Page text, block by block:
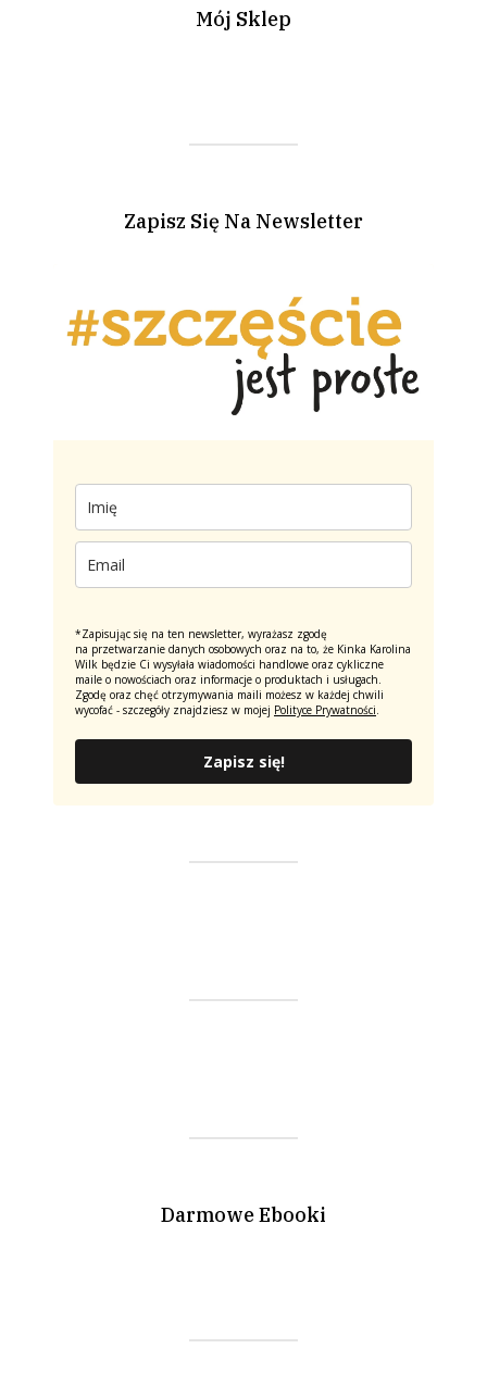
Mój Sklep
Zapisz Się Na Newsletter
*Zapisując się na ten newsletter, wyrażasz zgodę
na przetwarzanie danych osobowych oraz na to, że Kinka Karolina
Wilk będzie Ci wysyłała wiadomości handlowe oraz cykliczne
maile o nowościach oraz informacje o produktach i usługach.
Zgodę oraz chęć otrzymywania maili możesz w każdej chwili
wycofać - szczegóły znajdziesz w mojej Polityce Prywatności.
Zapisz się!
Darmowe Ebooki